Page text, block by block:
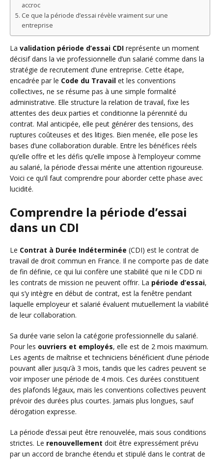
accroc
Ce que la période d’essai révèle vraiment sur une
entreprise
La validation période d’essai CDI représente un moment
décisif dans la vie professionnelle d’un salarié comme dans la
stratégie de recrutement d’une entreprise. Cette étape,
encadrée par le Code du Travail et les conventions
collectives, ne se résume pas à une simple formalité
administrative. Elle structure la relation de travail, fixe les
attentes des deux parties et conditionne la pérennité du
contrat. Mal anticipée, elle peut générer des tensions, des
ruptures coûteuses et des litiges. Bien menée, elle pose les
bases d’une collaboration durable. Entre les bénéfices réels
qu’elle offre et les défis qu’elle impose à l’employeur comme
au salarié, la période d’essai mérite une attention rigoureuse.
Voici ce qu’il faut comprendre pour aborder cette phase avec
lucidité.
Comprendre la période d’essai
dans un CDI
Le Contrat à Durée Indéterminée (CDI) est le contrat de
travail de droit commun en France. Il ne comporte pas de date
de fin définie, ce qui lui confère une stabilité que ni le CDD ni
les contrats de mission ne peuvent offrir. La période d’essai,
qui s’y intègre en début de contrat, est la fenêtre pendant
laquelle employeur et salarié évaluent mutuellement la viabilité
de leur collaboration.
Sa durée varie selon la catégorie professionnelle du salarié.
Pour les ouvriers et employés, elle est de 2 mois maximum.
Les agents de maîtrise et techniciens bénéficient d’une période
pouvant aller jusqu’à 3 mois, tandis que les cadres peuvent se
voir imposer une période de 4 mois. Ces durées constituent
des plafonds légaux, mais les conventions collectives peuvent
prévoir des durées plus courtes. Jamais plus longues, sauf
dérogation expresse.
La période d’essai peut être renouvelée, mais sous conditions
strictes. Le renouvellement doit être expressément prévu
par un accord de branche étendu et stipulé dans le contrat de